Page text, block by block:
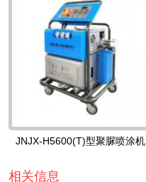
JNJX-H5600(T)型聚脲喷涂机
相关信息